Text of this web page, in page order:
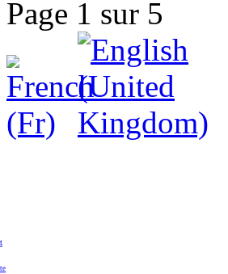
Page 1 sur 5